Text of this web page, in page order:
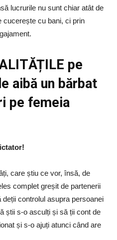
lucrurile nu sunt chiar atât de
cucerește cu bani, ci prin
pe
aibă un bărbat
pe femeia
care știu ce vor, însă, de
complet greșit de partenerii
controlul asupra persoanei
știi s-o asculți și să ții cont de
și s-o ajuți atunci când are